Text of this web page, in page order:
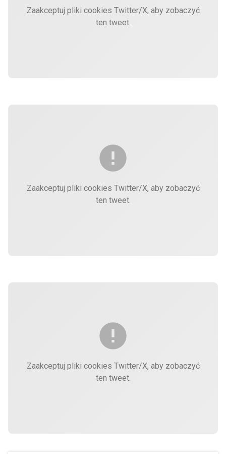
Zaakceptuj pliki cookies Twitter/X, aby zobaczyć
ten tweet.
Zaakceptuj pliki cookies Twitter/X, aby zobaczyć
ten tweet.
Zaakceptuj pliki cookies Twitter/X, aby zobaczyć
ten tweet.